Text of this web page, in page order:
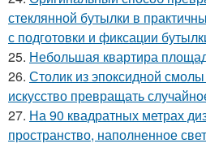
стеклянной бутылки в
с подготовки и фиксации
25. Небольшая квартира
26. Столик из эпоксидной
искусство превращать
27. На 90 квадратных метрах
пространство, наполненное